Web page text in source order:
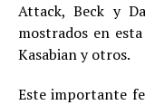
Attack, Beck y
mostrados en
Kasabian y otros.
Este importante